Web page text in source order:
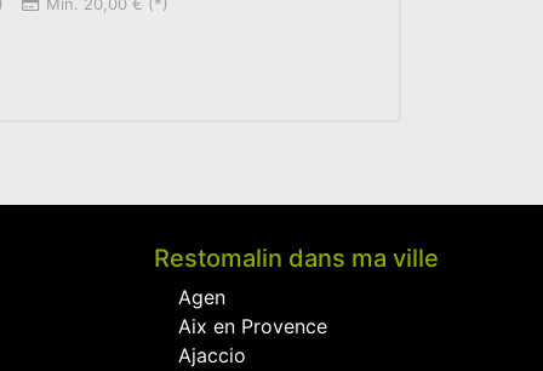
Restomalin dans ma ville
Agen
Aix en Provence
Ajaccio